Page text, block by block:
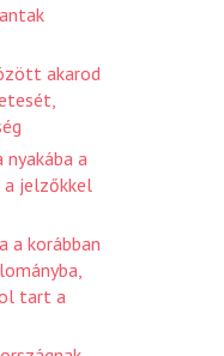
akarod
a
jelzőkkel
a korábban
tart a